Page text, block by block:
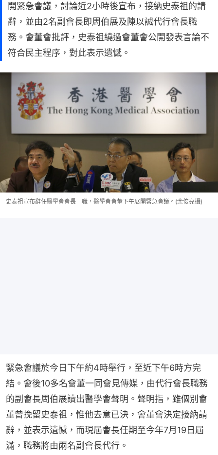
開緊急會議，討論近2小時後宣布，接納史泰祖的請
辭，並由2名副會長即周伯展及陳以誠代行會長職
務。會董會批評，史泰祖繞過會董會公開發表言論不
符合民主程序，對此表示遺憾。
史泰祖宣布辭任醫學會會長一職，醫學會會董下午展開緊急會議。(余俊亮攝)
緊急會議於今日下午約4時舉行，至近下午6時方完
結。會後10多名會董一同會見傳媒，由代行會長職務
的副會長周伯展讀出醫學會聲明。聲明指，雖個別會
董曾挽留史泰祖，惟他去意已決，會董會決定接納請
辭，並表示遺憾，而現屆會長任期至今年7月19日屆
滿，職務將由兩名副會長代行。